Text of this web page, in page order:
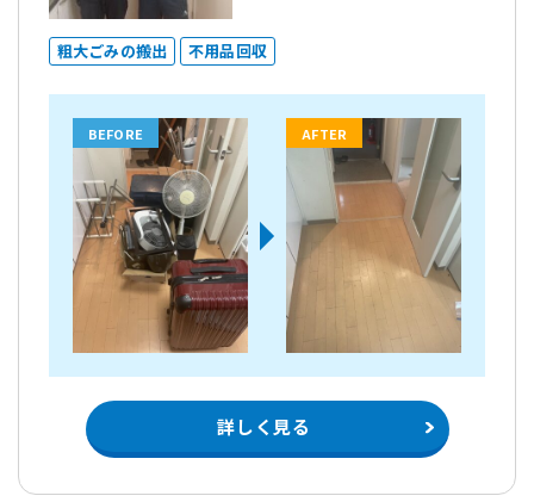
粗大ごみの搬出 不用品回収
BEFORE AFTER
詳しく見る